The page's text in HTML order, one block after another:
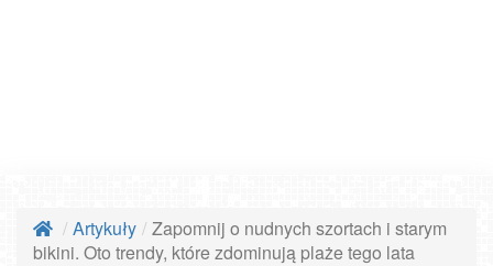
Artykuły
Zapomnij o nudnych szortach i starym
bikini. Oto trendy, które zdominują plaże tego lata